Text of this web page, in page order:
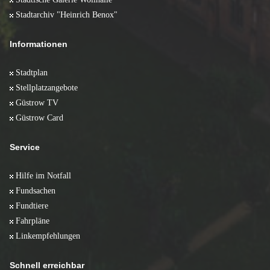
Stadtarchiv "Heinrich Benox"
Informationen
Stadtplan
Stellplatzangebote
Güstrow TV
Güstrow Card
Service
Hilfe im Notfall
Fundsachen
Fundtiere
Fahrpläne
Linkempfehlungen
Schnell erreichbar